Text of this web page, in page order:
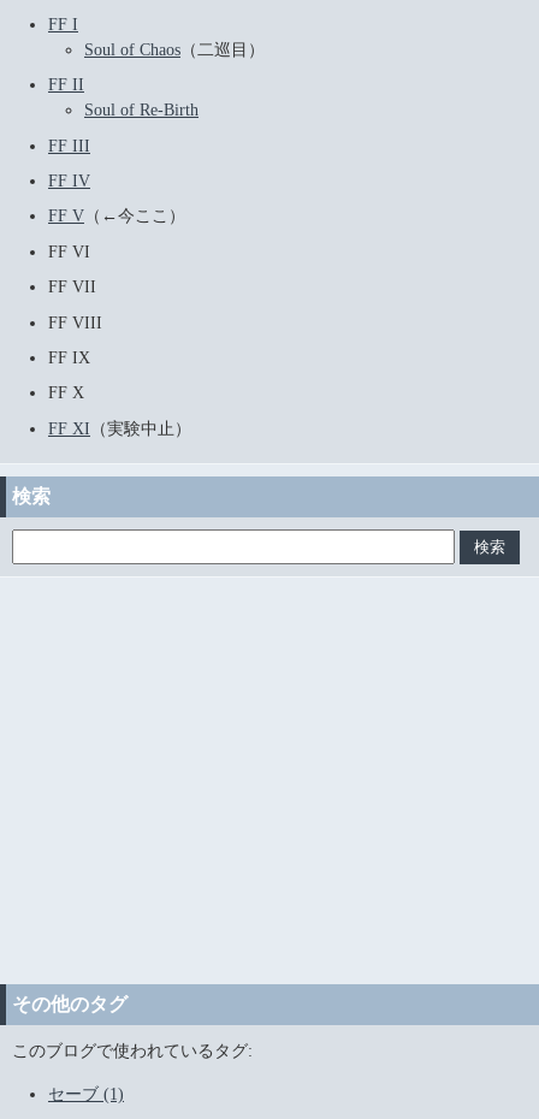
FF I
Soul of Chaos （二巡目）
FF II
Soul of Re-Birth
FF III
FF IV
FF V （←今ここ）
FF VI
FF VII
FF VIII
FF IX
FF X
FF XI （実験中止）
検索
その他のタグ
このブログで使われているタグ:
セーブ (1)